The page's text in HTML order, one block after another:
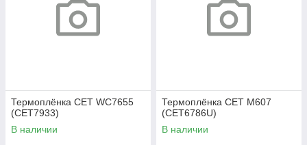
Термоплёнка CET WC7655
(CET7933)
В наличии
Термоплёнка CET M607
(CET6786U)
В наличии